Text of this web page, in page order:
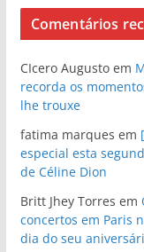
Comentários
CIcero Augustoem
recorda os
lhe trouxe
fatima marques em
especial esta
de Céline Dion
Britt Jhey Torres em
concertos em Paris
dia do seu